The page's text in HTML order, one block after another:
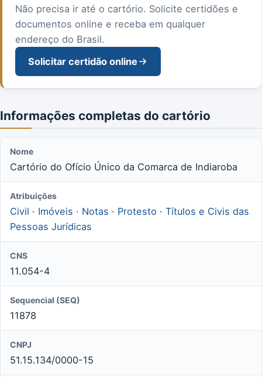
Não precisa ir até o cartório. Solicite certidões e
documentos online e receba em qualquer
endereço do Brasil.
Solicitar certidão online
Informações completas do cartório
Nome
Cartório do Ofício Único da Comarca de Indiaroba
Atribuições
Civil · Imóveis · Notas · Protesto · Títulos e Civis das
Pessoas Jurídicas
CNS
11.054-4
Sequencial (SEQ)
11878
CNPJ
51.15.134/0000-15